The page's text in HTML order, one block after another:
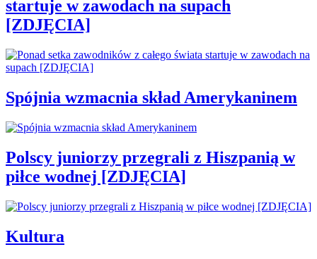
startuje w zawodach na supach
[ZDJĘCIA]
Spójnia wzmacnia skład Amerykaninem
Polscy juniorzy przegrali z Hiszpanią w
piłce wodnej [ZDJĘCIA]
Kultura